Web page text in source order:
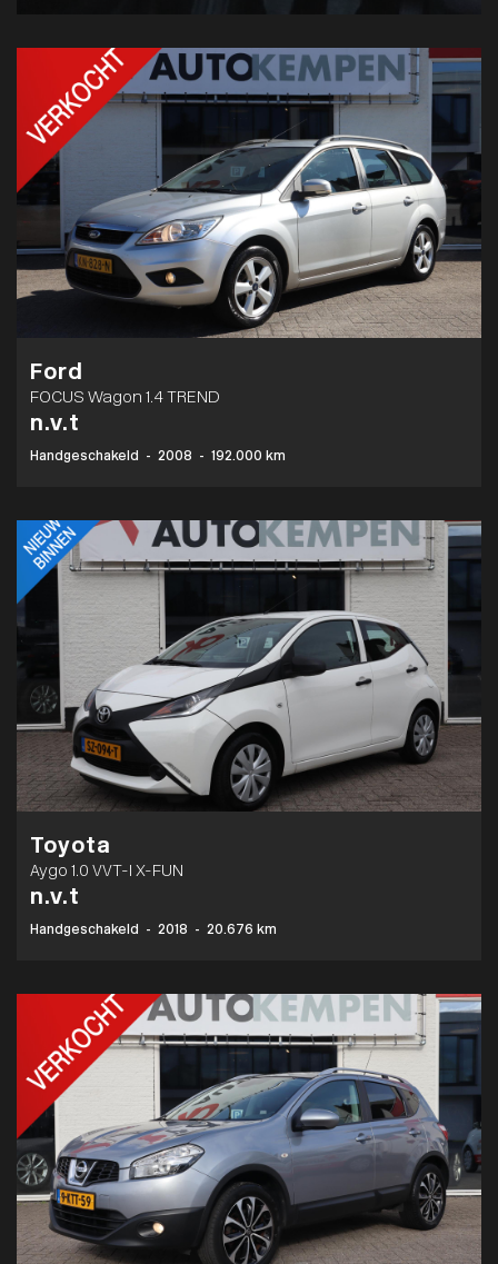
Ford
FOCUS Wagon 1.4 TREND
n.v.t
Handgeschakeld - 2008 - 192.000 km
Toyota
Aygo 1.0 VVT-I X-FUN
n.v.t
Handgeschakeld - 2018 - 20.676 km